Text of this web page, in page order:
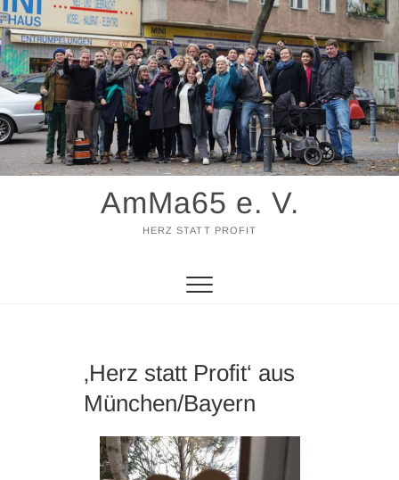
Zum
Inhalt
springen
AmMa65 e. V.
HERZ STATT PROFIT
‚Herz statt Profit‘ aus
München/Bayern